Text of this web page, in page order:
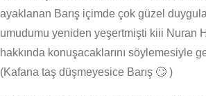
ayaklanan Barış içimde çok güzel
umudumu yeniden yeşertmişti kiii Nuran
hakkında konuşacaklarını söylemesiyle
(Kafana taş düşmeyesice Barış 🙄 )